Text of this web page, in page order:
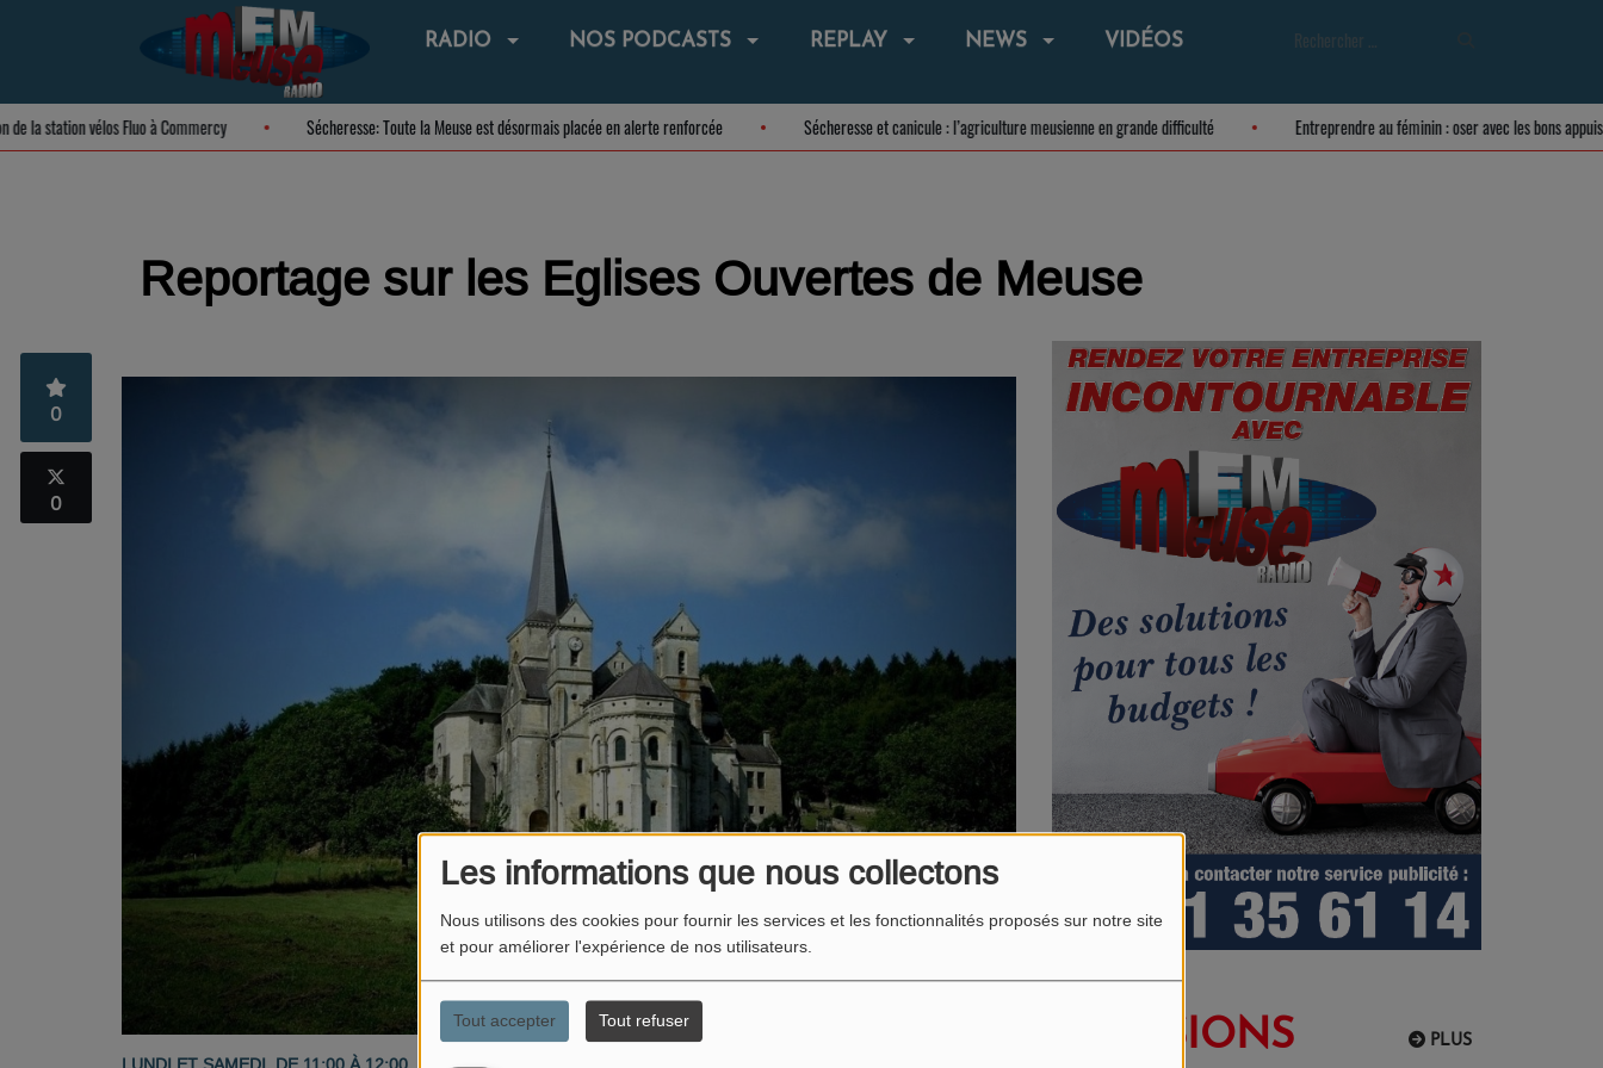
Les informations que nous collectons
Nous utilisons des cookies pour fournir les services et les fonctionnalités proposés sur notre site
et pour améliorer l'expérience de nos utilisateurs.
Tout accepter Tout refuser
RADIO NOS PODCASTS REPLAY NEWS VIDÉOS
de la station vélos Fluo à Commercy Sécheresse: Toute la Meuse est désormais placée en alerte renforcée Sécheresse et canicule : l’agriculture meusienne en grande difficulté Entreprendre au féminin : oser avec les
Reportage sur les Eglises Ouvertes de Meuse
0
0
PLUS
EMISSIONS